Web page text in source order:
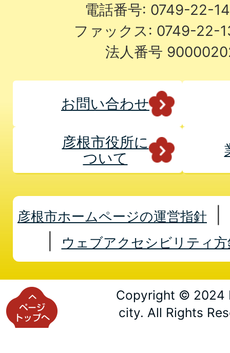
電話番号: 0749-22-
ファックス: 0749-22-
法人番号
お問い合わせ
彦根市役所に
ついて
彦根市ホームページの運営指針
ウェブアクセシビリティ方
Copyright © 2024
city. All Rights